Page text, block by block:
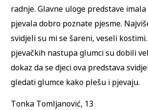
radnje. Glavne uloge predstave
pjevala dobro poznate pjesme.
svidjeli su mi se šareni, veseli
pjevačkih nastupa glumci su dobili
dokaz da se djeci ova predstava
gledati glumce kako plešu i pjevaju.
Tonka Tomljanović, 13